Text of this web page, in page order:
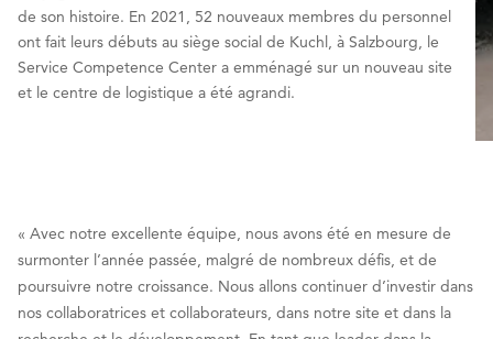
de son histoire. En 2021, 52 nouveaux membres du personnel
ont fait leurs débuts au siège social de Kuchl, à Salzbourg, le
Service Competence Center a emménagé sur un nouveau site
et le centre de logistique a été agrandi.
« Avec notre excellente équipe, nous avons été en mesure de
surmonter l’année passée, malgré de nombreux défis, et de
poursuivre notre croissance. Nous allons continuer d’investir dans
nos collaboratrices et collaborateurs, dans notre site et dans la